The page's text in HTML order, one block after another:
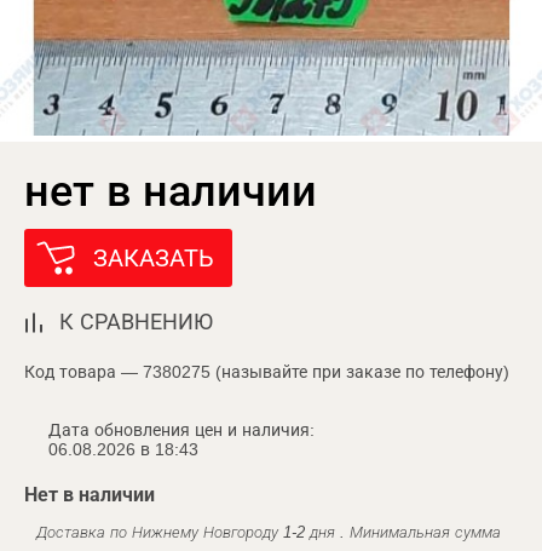
нет в наличии
ЗАКАЗАТЬ
К СРАВНЕНИЮ
Код товара — 7380275 (называйте при заказе по телефону)
Дата обновления цен и наличия:
06.08.2026 в 18:43
Нет в наличии
Доставка по Нижнему Новгороду 1-2 дня . Минимальная сумма